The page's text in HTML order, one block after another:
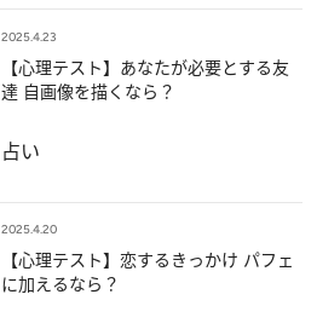
2025.4.23
【心理テスト】あなたが必要とする友
達 自画像を描くなら？
占い
2025.4.20
【心理テスト】恋するきっかけ パフェ
に加えるなら？